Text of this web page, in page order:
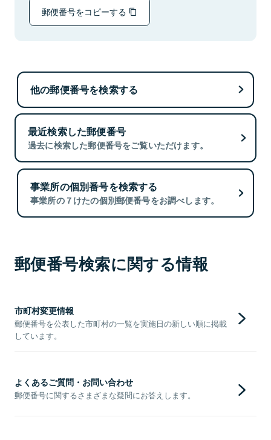
郵便番号をコピーする
他の郵便番号を検索する
最近検索した郵便番号
過去に検索した郵便番号をご覧いただけます。
事業所の個別番号を検索する
事業所の７けたの個別郵便番号をお調べします。
郵便番号検索に関する情報
市町村変更情報
郵便番号を公表した市町村の一覧を実施日の新しい順に掲載
しています。
よくあるご質問・お問い合わせ
郵便番号に関するさまざまな疑問にお答えします。